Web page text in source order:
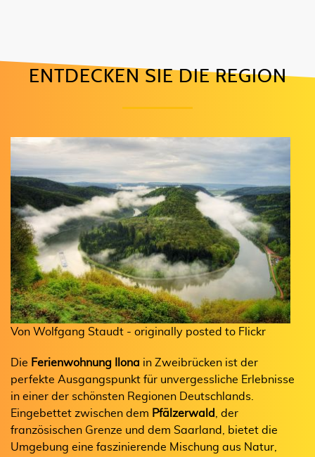
ENTDECKEN SIE DIE REGION
Von Wolfgang Staudt - originally posted to Flickr
Die Ferienwohnung Ilona in Zweibrücken ist der
perfekte Ausgangspunkt für unvergessliche Erlebnisse
in einer der schönsten Regionen Deutschlands.
Eingebettet zwischen dem Pfälzerwald
, der
französischen Grenze und dem Saarland, bietet die
Umgebung eine faszinierende Mischung aus Natur,